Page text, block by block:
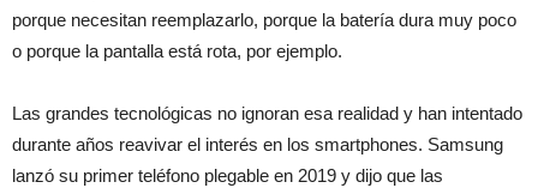
porque necesitan reemplazarlo, porque la batería dura muy poco
o porque la pantalla está rota, por ejemplo.
Las grandes tecnológicas no ignoran esa realidad y han intentado
durante años reavivar el interés en los smartphones. Samsung
lanzó su primer teléfono plegable en 2019 y dijo que las